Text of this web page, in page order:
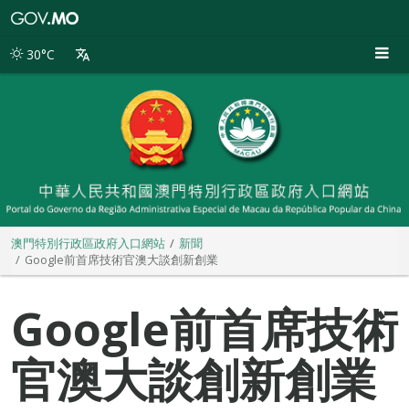
別
30°C
澳門特別行政區政府入口網站
新聞
Google前首席技術官澳大談創新創業
Google前首席技術
官澳大談創新創業